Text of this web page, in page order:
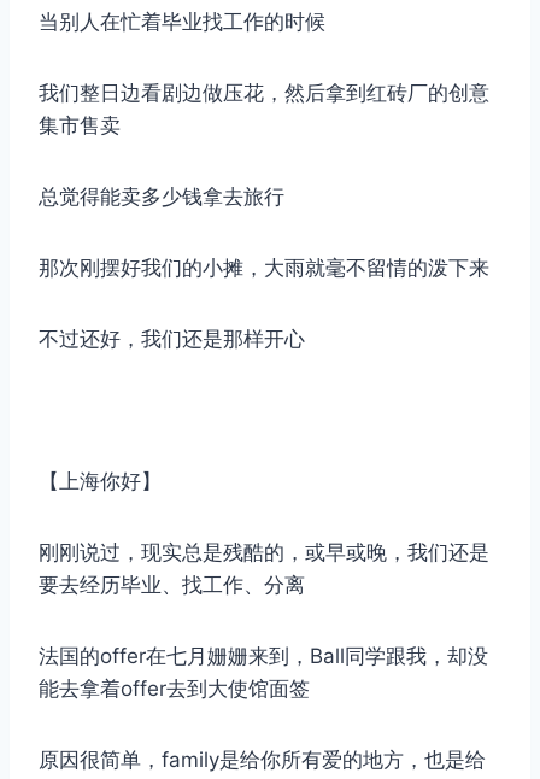
当别人在忙着毕业找工作的时候
我们整日边看剧边做压花，然后拿到红砖厂的创意
集市售卖
总觉得能卖多少钱拿去旅行
那次刚摆好我们的小摊，大雨就毫不留情的泼下来
不过还好，我们还是那样开心
【上海你好】
刚刚说过，现实总是残酷的，或早或晚，我们还是
要去经历毕业、找工作、分离
法国的offer在七月姗姗来到，Ball同学跟我，却没
能去拿着offer去到大使馆面签
原因很简单，family是给你所有爱的地方，也是给